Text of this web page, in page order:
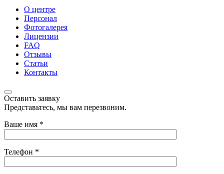
О центре
Персонал
Фотогалерея
Лицензии
FAQ
Отзывы
Статьи
Контакты
Оставить заявку
Представьтесь, мы вам перезвоним.
Ваше имя *
Телефон *